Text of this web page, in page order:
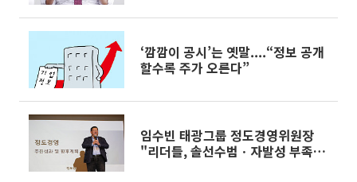
‘깜깜이 공시’는 옛말....“정보 공개
할수록 주가 오른다”
임수빈 태광그룹 정도경영위원장
"리더들, 솔선수범ㆍ자발성 부족"